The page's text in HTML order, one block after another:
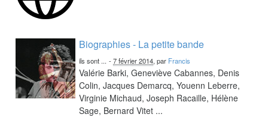
Biographies - La petite bande
ils sont ... -7 février 2014, par Francis
Valérie Barki, Geneviève Cabannes, Denis
Colin, Jacques Demarcq, Youenn Leberre,
Virginie Michaud, Joseph Racaille, Hélène
Sage, Bernard Vitet ...